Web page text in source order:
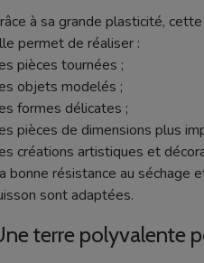
à sa grande plasticité, cette
permet de réaliser :
pièces tournées ;
objets modelés ;
formes délicates ;
pièces de dimensions plus
créations artistiques et
bonne résistance au séchage
sont adaptées.
terre polyvalente